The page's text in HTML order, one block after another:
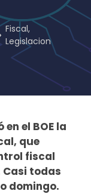
Fiscal,
Legislacion
el BOE la
que
fiscal
todas
domingo.